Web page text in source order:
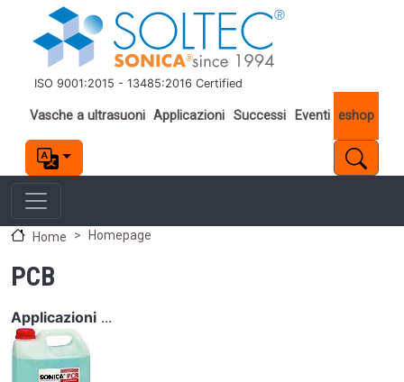
Salta al contenuto principale
ISO 9001:2015 - 13485:2016 Certified
Important links
Vasche a ultrasuoni Applicazioni Successi Eventi eshop
Home Homepage
PCB
Applicazioni ...
Image
Image